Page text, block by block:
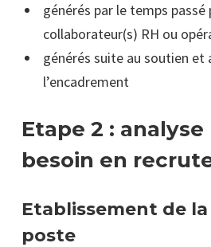
générés par le temps passé
collaborateur(s) RH ou
générés suite au soutien
l’encadrement
Etape 2 :
besoin en
Etablissement de
poste